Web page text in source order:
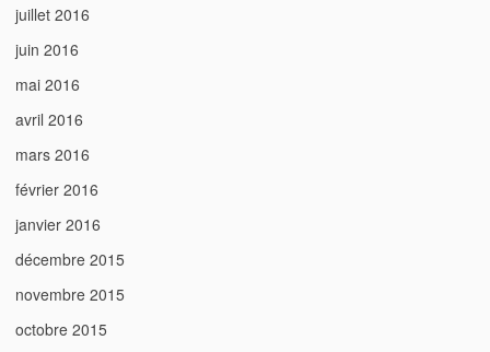
juillet 2016
juin 2016
mai 2016
avril 2016
mars 2016
février 2016
janvier 2016
décembre 2015
novembre 2015
octobre 2015